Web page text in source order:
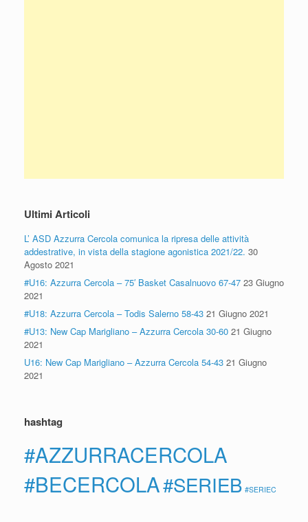
Ultimi Articoli
L’ ASD Azzurra Cercola comunica la ripresa delle attività
addestrative, in vista della stagione agonistica 2021/22. 30
Agosto 2021
#U16: Azzurra Cercola – 75′ Basket Casalnuovo 67-47 23 Giugno
2021
#U18: Azzurra Cercola – Todis Salerno 58-43 21 Giugno 2021
#U13: New Cap Marigliano – Azzurra Cercola 30-60 21 Giugno
2021
U16: New Cap Marigliano – Azzurra Cercola 54-43 21 Giugno
2021
hashtag
#AZZURRACERCOLA
#BECERCOLA#SERIEB #SERIEC